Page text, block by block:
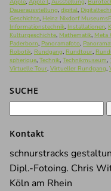
Apple, Apple I, Ausstellung,
Dauerausstellung, digital,
Geschichte, Heinz Nixdorf
Informationstechnik, Installationen,
Kulturgeschichte, Mathematik, Meta
Paderborn, Panoramafoto,
Robotik, Rundgang, Rundtour,
spherique, Technik, Technikmuseum,
Virtuelle Tour, Virtueller Rundgang,
SUCHE
Kontakt
schnurstracks
Dipl.-Fotoing. Chris
Köln am Rhein